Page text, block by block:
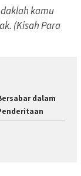
kamu
(Kisah Para
dalam